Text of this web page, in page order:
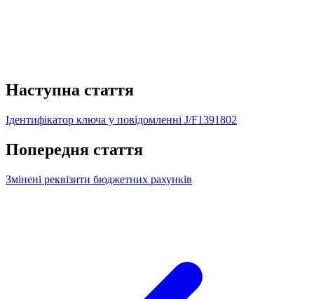
Наступна стаття
Ідентифікатор ключа у повідомленні J/F1391802
Попередня стаття
Змінені реквізити бюджетних рахунків